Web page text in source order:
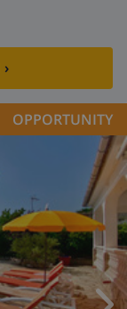
›
OPPORTUNITY